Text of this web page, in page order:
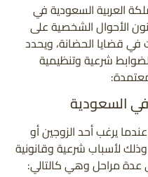
العربية السعودية في
الأحوال الشخصية على
في قضايا الحضانة، ويحدد
شرعية وتنظيمية
في السعودية
يرغب أحد الزوجين أو
لأسباب شرعية وقانونية
عدة مراحل وهي كالتالي: